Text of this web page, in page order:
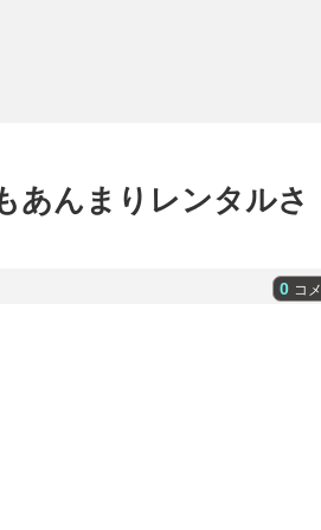
あんまりレンタルさ
0 コメ